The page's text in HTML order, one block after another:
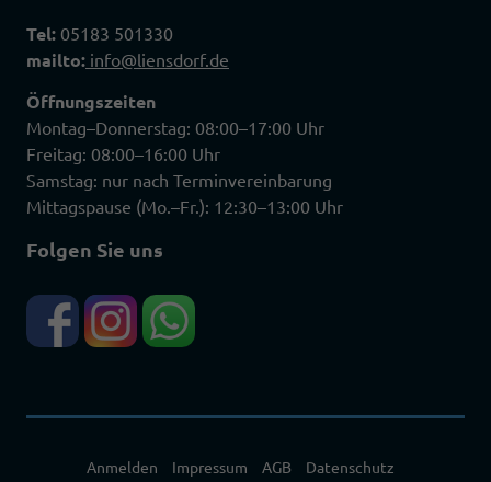
Tel: 05183 501330
mailto: info@liensdorf.de
Öffnungszeiten
Montag–Donnerstag: 08:00–17:00 Uhr
Freitag: 08:00–16:00 Uhr
Samstag: nur nach Terminvereinbarung
Mittagspause (Mo.–Fr.): 12:30–13:00 Uhr
Folgen Sie uns
Anmelden Impressum AGB
Datenschutz